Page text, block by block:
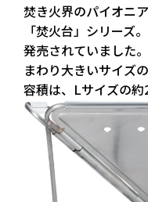
焚き火界のパイオニ
「焚火台」シリーズ
発売されていました
まわり大きいサイズ
容積は、Lサイズの約